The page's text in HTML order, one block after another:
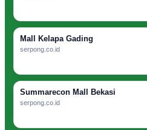
Mall Kelapa Gading
serpong.co.id
Summarecon Mall Bekasi
serpong.co.id